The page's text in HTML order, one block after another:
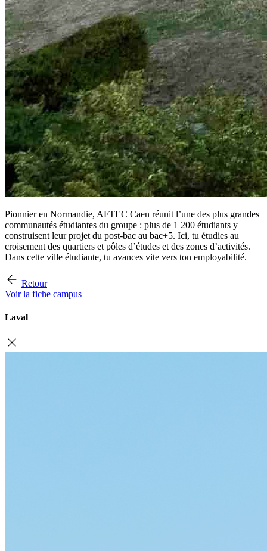
Pionnier en Normandie, AFTEC Caen réunit l’une des plus grandes
communautés étudiantes du groupe : plus de 1 200 étudiants y
construisent leur projet du post-bac au bac+5. Ici, tu étudies au
croisement des quartiers et pôles d’études et des zones d’activités.
Dans cette ville étudiante, tu avances vite vers ton employabilité.
Retour
Voir la fiche campus
Laval